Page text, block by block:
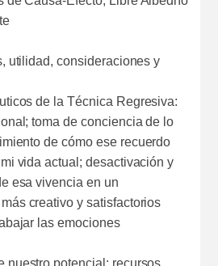
utilidad, consideraciones y
de la Técnica Regresiva:
toma de conciencia de lo
de cómo ese recuerdo
vida actual; desactivación y
esa vivencia en un
creativo y satisfactorios
las emociones